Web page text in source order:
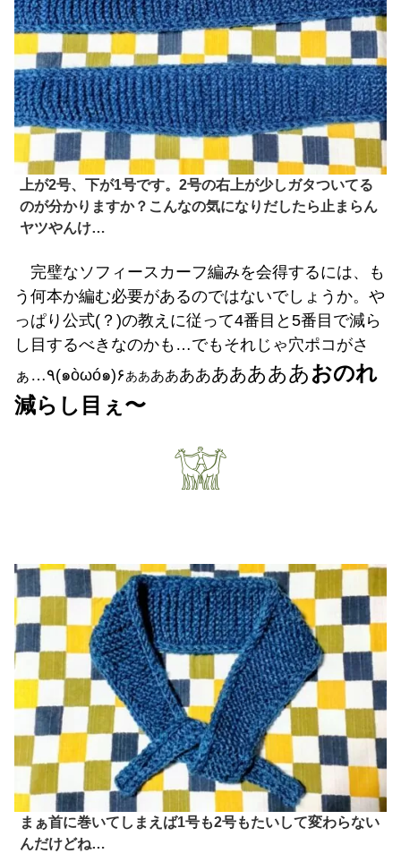
上が2号、下が1号です。2号の右上が少しガタついてる
のが分かりますか？こんなの気になりだしたら止まらん
ヤツやんけ…
完璧なソフィースカーフ編みを会得するには、も
う何本か編む必要があるのではないでしょうか。や
っぱり公式(？)の教えに従って4番目と5番目で減ら
し目するべきなのかも…でもそれじゃ穴ポコがさ
ぁ…٩(๑òωó๑)۶あああああああああああおのれ
減らし目ぇ〜
𓀬
まぁ首に巻いてしまえば1号も2号もたいして変わらない
んだけどね…